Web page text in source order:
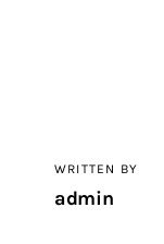
WRITTEN BY
admin